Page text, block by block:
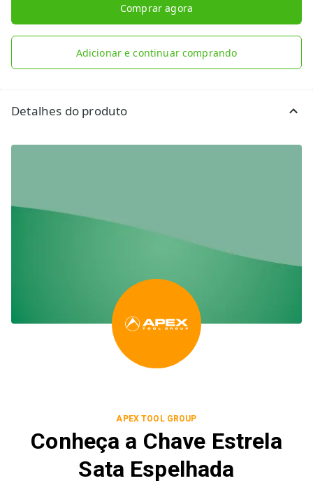
Comprar agora
Adicionar e continuar comprando
Detalhes do produto
APEX TOOL GROUP
Conheça a Chave Estrela
Sata Espelhada